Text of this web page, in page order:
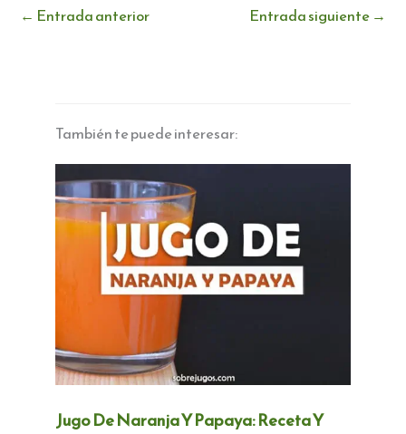
← Entrada anterior Entrada siguiente →
También te puede interesar:
Jugo De Naranja Y Papaya: Receta Y